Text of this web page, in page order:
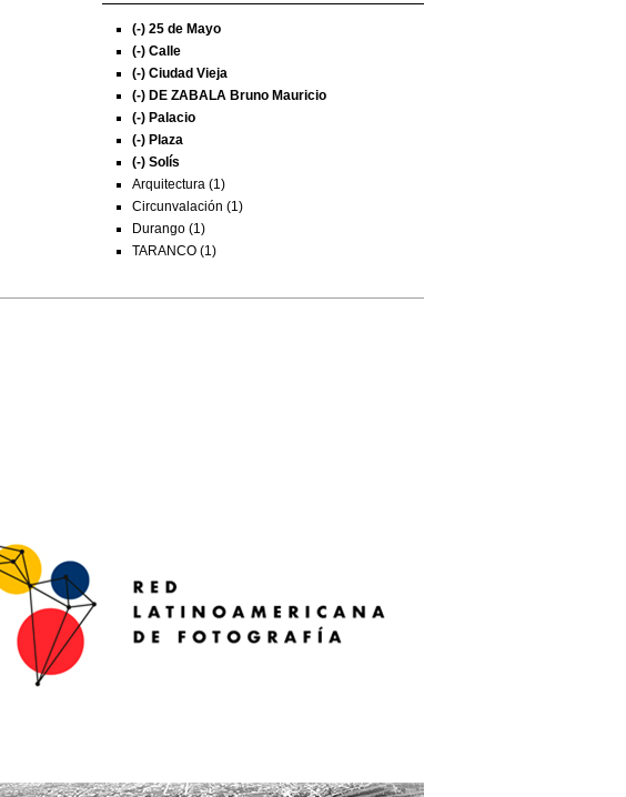
(-) 25 de Mayo
(-) Calle
(-) Ciudad Vieja
(-) DE ZABALA Bruno Mauricio
(-) Palacio
(-) Plaza
(-) Solís
Arquitectura (1)
Circunvalación (1)
Durango (1)
TARANCO (1)